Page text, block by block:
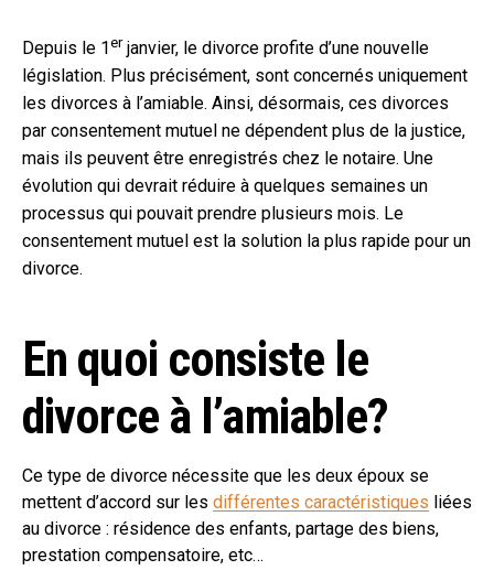
Depuis le 1 er janvier, le divorce profite d’une nouvelle
législation. Plus précisément, sont concernés uniquement
les divorces à l’amiable. Ainsi, désormais, ces divorces
par consentement mutuel ne dépendent plus de la justice,
mais ils peuvent être enregistrés chez le notaire. Une
évolution qui devrait réduire à quelques semaines un
processus qui pouvait prendre plusieurs mois. Le
consentement mutuel est la solution la plus rapide pour un
divorce.
En quoi consiste le
divorce à l’amiable?
Ce type de divorce nécessite que les deux époux se
mettent d’accord sur les différentes caractéristiques liées
au divorce : résidence des enfants, partage des biens,
prestation compensatoire, etc…